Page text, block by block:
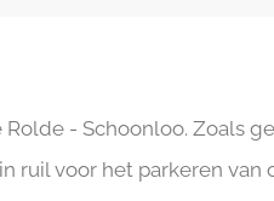
Rolde - Schoonloo. Zoals
ruil voor het parkeren van